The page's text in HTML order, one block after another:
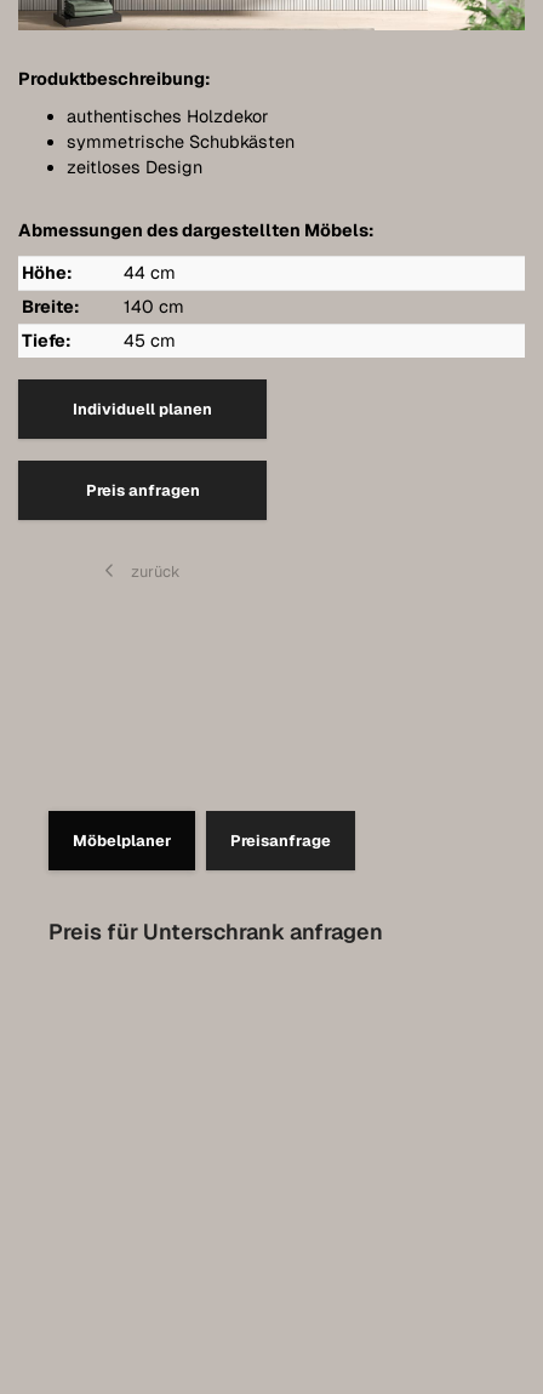
Produktbeschreibung:
authentisches Holzdekor
symmetrische Schubkästen
zeitloses Design
Abmessungen des dargestellten Möbels:
Höhe:
44 cm
Breite:
140 cm
Tiefe:
45 cm
Individuell planen
Preis anfragen
zurück
Möbelplaner Preisanfrage
Preis für Unterschrank anfragen
Bathroom furniture
Wall-mounted sideboards
Wardrobes
Shelving
Sideboards
Wall cabinets
Quality of our furniture
Care